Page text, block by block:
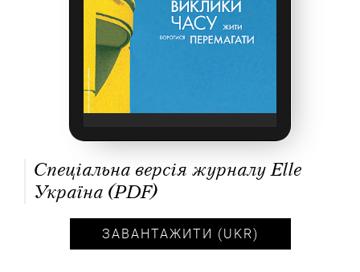
Спеціальна версія журналу Elle
Україна (PDF)
ЗАВАНТАЖИТИ (UKR)